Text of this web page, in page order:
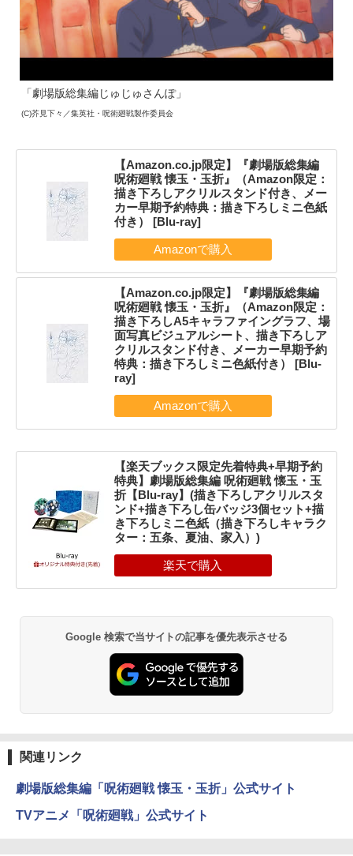
「劇場版総集編じゅじゅさんぽ」
(C)芥見下々／集英社・呪術廻戦製作委員会
【Amazon.co.jp限定】『劇場版総集編
呪術廻戦 懐玉・玉折』（Amazon限定：
描き下ろしアクリルスタンド付き、メー
カー早期予約特典：描き下ろしミニ色紙
付き） [Blu-ray]
【Amazon.co.jp限定】『劇場版総集編
呪術廻戦 懐玉・玉折』（Amazon限定：
描き下ろしA5キャラファイングラフ、場
面写真ビジュアルシート、描き下ろしア
クリルスタンド付き、メーカー早期予約
特典：描き下ろしミニ色紙付き） [Blu-
ray]
【楽天ブックス限定先着特典+早期予約
特典】劇場版総集編 呪術廻戦 懐玉・玉
折【Blu-ray】(描き下ろしアクリルスタ
ンド+描き下ろし缶バッジ3個セット+描
き下ろしミニ色紙（描き下ろしキャラク
ター：五条、夏油、家入）)
Google 検索で当サイトの記事を優先表示させる
関連リンク
劇場版総集編「呪術廻戦 懐玉・玉折」公式サイト
TVアニメ「呪術廻戦」公式サイト